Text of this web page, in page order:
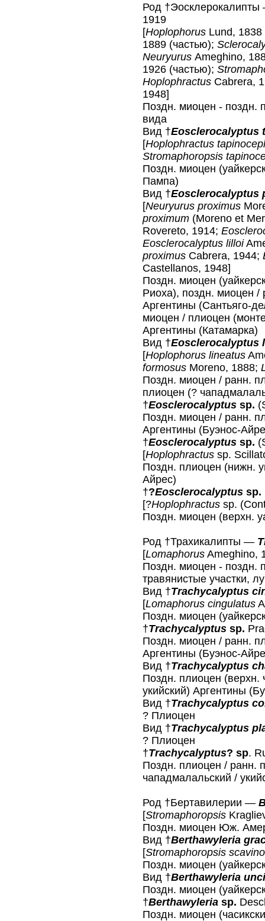
Род
1919
[Hoplophorus Lund,
1889 (частью);
Neuryurus Ameghino,
1926 (частью);
Hoplophractus Cabrera,
1948]
Поздн. миоцен - поздн.
вида
Вид †Eosclerocalyptus
[Hoplophractus
Stromaphoropsis
Поздн. миоцен
Пампа)
Вид †Eosclerocalyptus
[Neuryurus proximus
proximum (Moreno et
Rovereto, 1914;
Eosclerocalyptus lilloi
proximus Cabrera, 1944;
Castellanos, 1948]
Поздн. миоцен
Риоха), поздн. миоцен /
Аргентины (Сантьяго-
миоцен / плиоцен
Аргентины (Катамарка)
Вид †Eosclerocalyptus
[Hoplophorus lineatus
formosus Moreno, 1888;
Поздн. миоцен / ранн.
плиоцен (?
†Eosclerocalyptus sp.
Поздн. миоцен / ранн.
Аргентины (Буэнос-
†Eosclerocalyptus sp.
[Hoplophractus sp.
Поздн. плиоцен (нижн.
Айрес)
†?Eosclerocalyptus sp.
[?Hoplophractus sp.
Поздн. миоцен (верхн.
Род †Трахикалипты —
[Lomaphorus Ameghino,
Поздн. миоцен -
травянистые участки,
Вид †Trachycalyptus
[Lomaphorus cingulatus
Поздн. миоцен
†Trachycalyptus sp.
Поздн. миоцен / ранн.
Аргентины (Буэнос-
Вид †Trachycalyptus
Поздн. плиоцен (верхн.
укийский) Аргентины
Вид †Trachycalyptus
? Плиоцен
Вид †Trachycalyptus
? Плиоцен
†Trachycalyptus? sp.
Поздн. плиоцен / ранн.
чападмалальский /
Род †Бертавилерии —
[Stromaphoropsis
Поздн. миоцен Юж.
Вид †Berthawyleria
[Stromaphoropsis
Поздн. миоцен
Вид †Berthawyleria
Поздн. миоцен
†Berthawyleria sp.
Поздн. миоцен